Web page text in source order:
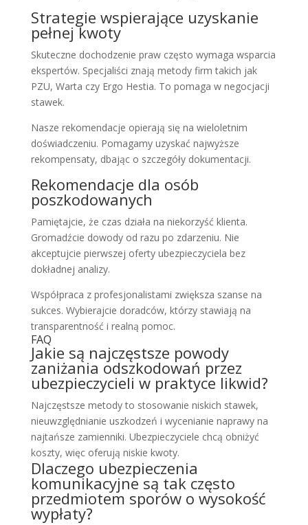
Strategie wspierające uzyskanie
pełnej kwoty
Skuteczne dochodzenie praw często wymaga wsparcia
ekspertów. Specjaliści znają metody firm takich jak
PZU, Warta czy Ergo Hestia. To pomaga w negocjacji
stawek.
Nasze rekomendacje opierają się na wieloletnim
doświadczeniu. Pomagamy uzyskać najwyższe
rekompensaty, dbając o szczegóły dokumentacji.
Rekomendacje dla osób
poszkodowanych
Pamiętajcie, że czas działa na niekorzyść klienta.
Gromadźcie dowody od razu po zdarzeniu. Nie
akceptujcie pierwszej oferty ubezpieczyciela bez
dokładnej analizy.
Współpraca z profesjonalistami zwiększa szanse na
sukces. Wybierajcie doradców, którzy stawiają na
transparentność i realną pomoc.
FAQ
Jakie są najczęstsze powody
zaniżania odszkodowań przez
ubezpieczycieli w praktyce likwid?
Najczęstsze metody to stosowanie niskich stawek,
nieuwzględnianie uszkodzeń i wycenianie naprawy na
najtańsze zamienniki. Ubezpieczyciele chcą obniżyć
koszty, więc oferują niskie kwoty.
Dlaczego ubezpieczenia
komunikacyjne są tak często
przedmiotem sporów o wysokość
wypłaty?